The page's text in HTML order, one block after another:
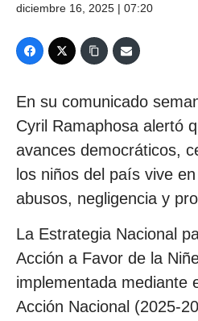
diciembre 16, 2025 | 07:20
En su comunicado
Cyril Ramaphosa alertó
avances democráticos,
los niños del país vive
abusos, negligencia y
La Estrategia Nacional
Acción a Favor de la
implementada mediante
Acción Nacional (2025-